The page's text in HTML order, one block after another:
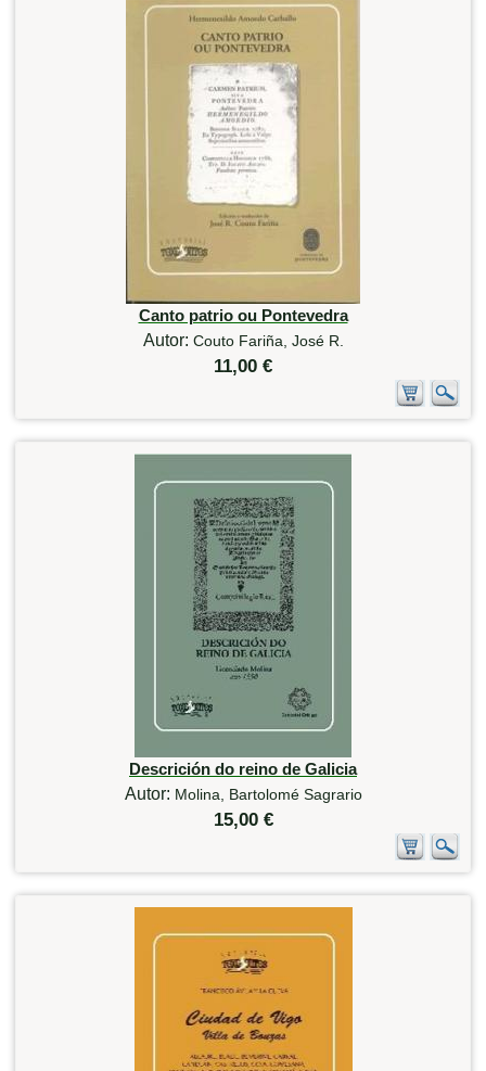
Canto patrio ou Pontevedra
Autor: Couto Fariña, José R.
11,00 €
Descrición do reino de Galicia
Autor: Molina, Bartolomé Sagrario
15,00 €